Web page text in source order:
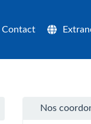
Contact
Nos